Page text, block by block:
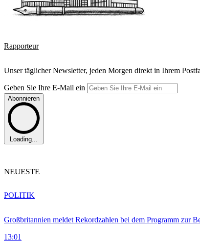
Rapporteur
Unser täglicher Newsletter, jeden Morgen direkt in Ihrem
Geben Sie Ihre E-Mail ein
Abonnieren
Loading...
NEUESTE
Großbritannien meldet Rekordzahlen bei dem Programm zur
13:01
POLITIK